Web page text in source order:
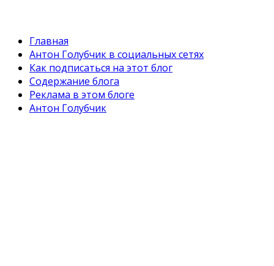
Главная
Антон Голубчик в социальных сетях
Как подписаться на этот блог
Содержание блога
Реклама в этом блоге
Антон Голубчик